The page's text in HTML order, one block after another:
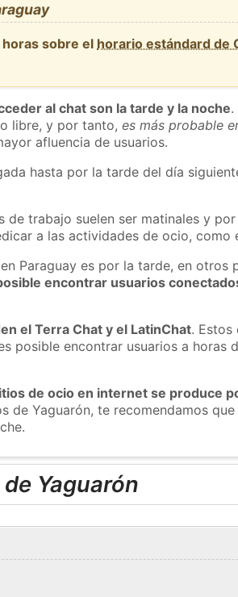
sobre el horario estándard de
al chat son la tarde y la noche.
libre, y por tanto,es más probable
afluencia de usuarios.
hasta por la tarde del día
de trabajo suelen ser matinales y
a las actividades de ocio, como
Paraguay es por la tarde, en otros
encontrar usuarios
el Terra Chat y el LatinChat.
posible encontrar usuarios a horas
de ocio en internet se produce
de Yaguarón, te recomendamos
Yaguarón